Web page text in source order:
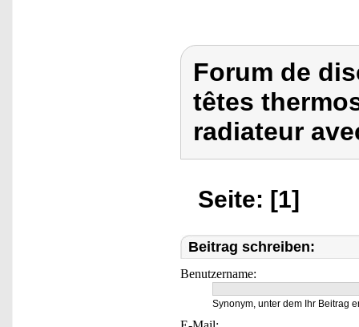
Forum de
têtes
radiateur
Seite: [1]
Beitrag schreiben:
Benutzername:
Synonym, unter dem Ihr Beitrag